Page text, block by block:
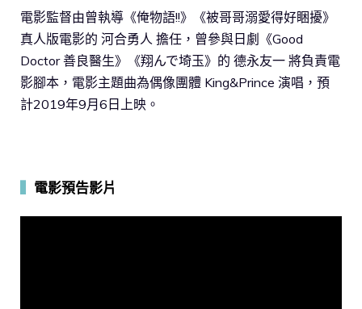
電影監督由曾執導《俺物語!!》《被哥哥溺愛得好睏擾》
真人版電影的 河合勇人 擔任，曾參與日劇《Good
Doctor 善良醫生》《翔んで埼玉》的 德永友一 將負責電
影腳本，電影主題曲為偶像團體 King&Prince 演唱，預
計2019年9月6日上映。
電影預告影片